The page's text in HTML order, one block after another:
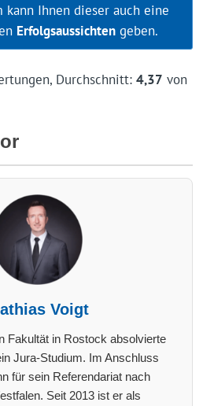
kann Ihnen dieser auch eine
Erfolgsaussichtengeben.
Durchschnitt: 4,37 von
Voigt
Fakultät in Rostock absolvierte
Jura-Studium. Im Anschluss
für sein Referendariat nach
Seit 2013 ist er als